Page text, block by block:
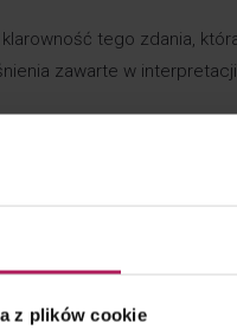
z plików cookie
tego zdania,
zawarte w
oceniać ustawowy
lub „przez pryzmat
ekspert ma wątpliwości co
rozlicza podatek
może on nie mieć
na stosowanie w